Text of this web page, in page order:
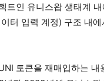
트인 유니스왑 생태계
터 입력 계정) 구조 내
토큰을 재매입하는